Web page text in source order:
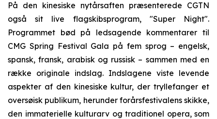
På den kinesiske nytårsaften præsenterede CGTN
også sit live flagskibsprogram, "Super Night".
Programmet bød på ledsagende kommentarer til
CMG Spring Festival Gala på fem sprog – engelsk,
spansk, fransk, arabisk og russisk – sammen med en
række originale indslag. Indslagene viste levende
aspekter af den kinesiske kultur, der tryllefanger et
oversøisk publikum, herunder forårsfestivalens skikke,
den immaterielle kulturarv og traditionel opera, som